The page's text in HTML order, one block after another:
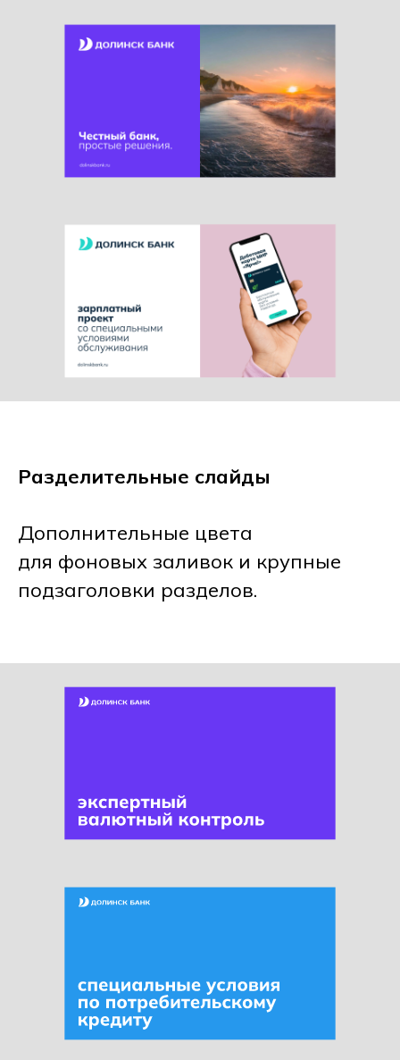
Разделительные слайды
Дополнительные цвета
для фоновых заливок и крупные
подзаголовки разделов.